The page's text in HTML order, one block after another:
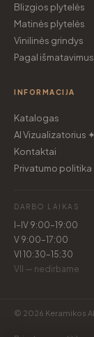
Blizgios plytelės
Matinės plytelės
Vinilinės grindys
Pagal išmatavimus
INFORMACIJA
Katalogas
AI Vizualizatorius ✦
Kontaktai
Privatumo politika
DARBO LAIKAS
I–IV 9:00–19:00
V 9:00–17:00
VI 10:30–15:30
VII — nedirbame
© 2026 Keramikos